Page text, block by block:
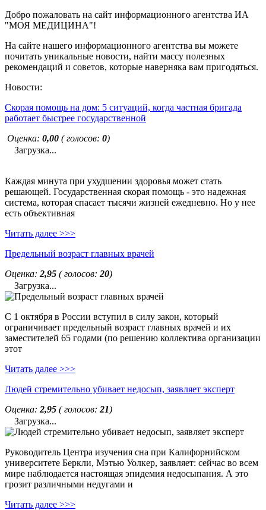
Добро пожаловать на сайт информационного агентства ИА
"МОЯ МЕДИЦИНА"!
На сайте нашего информационного агентства вы можете
почитать уникальные новости, найти массу полезных
рекомендаций и советов, которые наверняка вам пригодяться.
Новости:
Скорая помощь на дом: 5 ситуаций, когда частная бригада
работает быстрее государственной
Оценка: 0,00 ( голосов: 0)
Загрузка...
Каждая минута при ухудшении здоровья может стать
решающей. Государственная скорая помощь - это надежная
система, которая спасает тысячи жизней ежедневно. Но у нее
есть объективная
Читать далее >>>
Предельный возраст главных врачей
Оценка: 2,95 ( голосов: 20)
Загрузка...
С 1 октября в России вступил в силу закон, который
ограничивает предельный возраст главных врачей и их
заместителей 65 годами (по решению коллектива организации
этот
Читать далее >>>
Людей стремительно убивает недосып, заявляет эксперт
Оценка: 2,95 ( голосов: 21)
Загрузка...
Руководитель Центра изучения сна при Калифорнийском
университете Беркли, Мэтью Уолкер, заявляет: сейчас во всем
мире наблюдается настоящая эпидемия недосыпания. А это
грозит различными недугами и
Читать далее >>>